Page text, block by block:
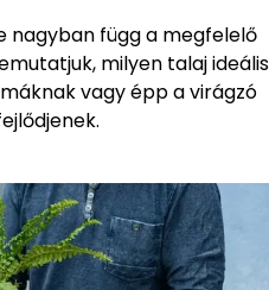
nagyban függ a megfelelő
milyen talaj ideális
vagy épp a virágzó